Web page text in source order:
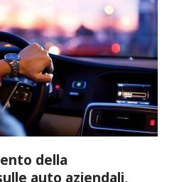
della
auto aziendali,